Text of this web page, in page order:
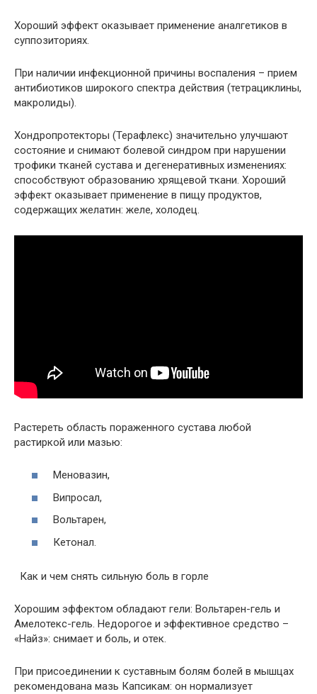
Хороший эффект оказывает применение аналгетиков в
суппозиториях.
При наличии инфекционной причины воспаления – прием
антибиотиков широкого спектра действия (тетрациклины,
макролиды).
Хондропротекторы (Терафлекс) значительно улучшают
состояние и снимают болевой синдром при нарушении
трофики тканей сустава и дегенеративных изменениях:
способствуют образованию хрящевой ткани. Хороший
эффект оказывает применение в пищу продуктов,
содержащих желатин: желе, холодец.
Растереть область пораженного сустава любой
растиркой или мазью:
Меновазин,
Випросал,
Вольтарен,
Кетонал.
Как и чем снять сильную боль в горле
Хорошим эффектом обладают гели: Вольтарен-гель и
Амелотекс-гель. Недорогое и эффективное средство –
«Найз»: снимает и боль, и отек.
При присоединении к суставным болям болей в мышцах
рекомендована мазь Капсикам: он нормализует